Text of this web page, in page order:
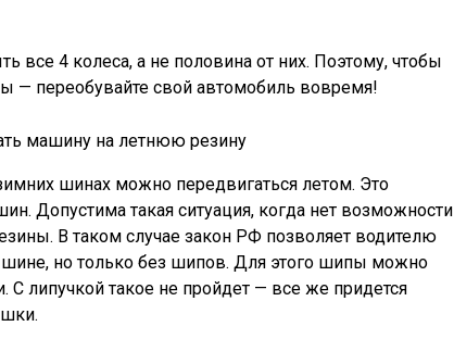
все 4 колеса, а не половина от них. Поэтому, чтобы
— переобувайте свой автомобиль вовремя!
шинах можно передвигаться летом. Это
Допустима такая ситуация, когда нет возможности
В таком случае закон РФ позволяет водителю
но только без шипов. Для этого шипы можно
липучкой такое не пройдет — все же придется